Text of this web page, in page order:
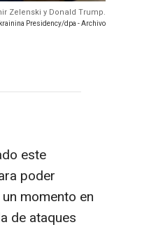
Zelenski y Donald Trump.
Presidency/dpa - Archivo
este
poder
momento en
de ataques